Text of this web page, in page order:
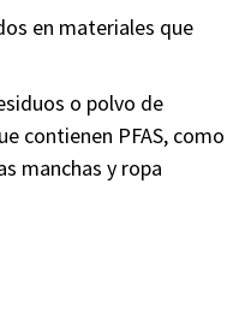
en materiales que
o polvo de
contienen PFAS, como
manchas y ropa